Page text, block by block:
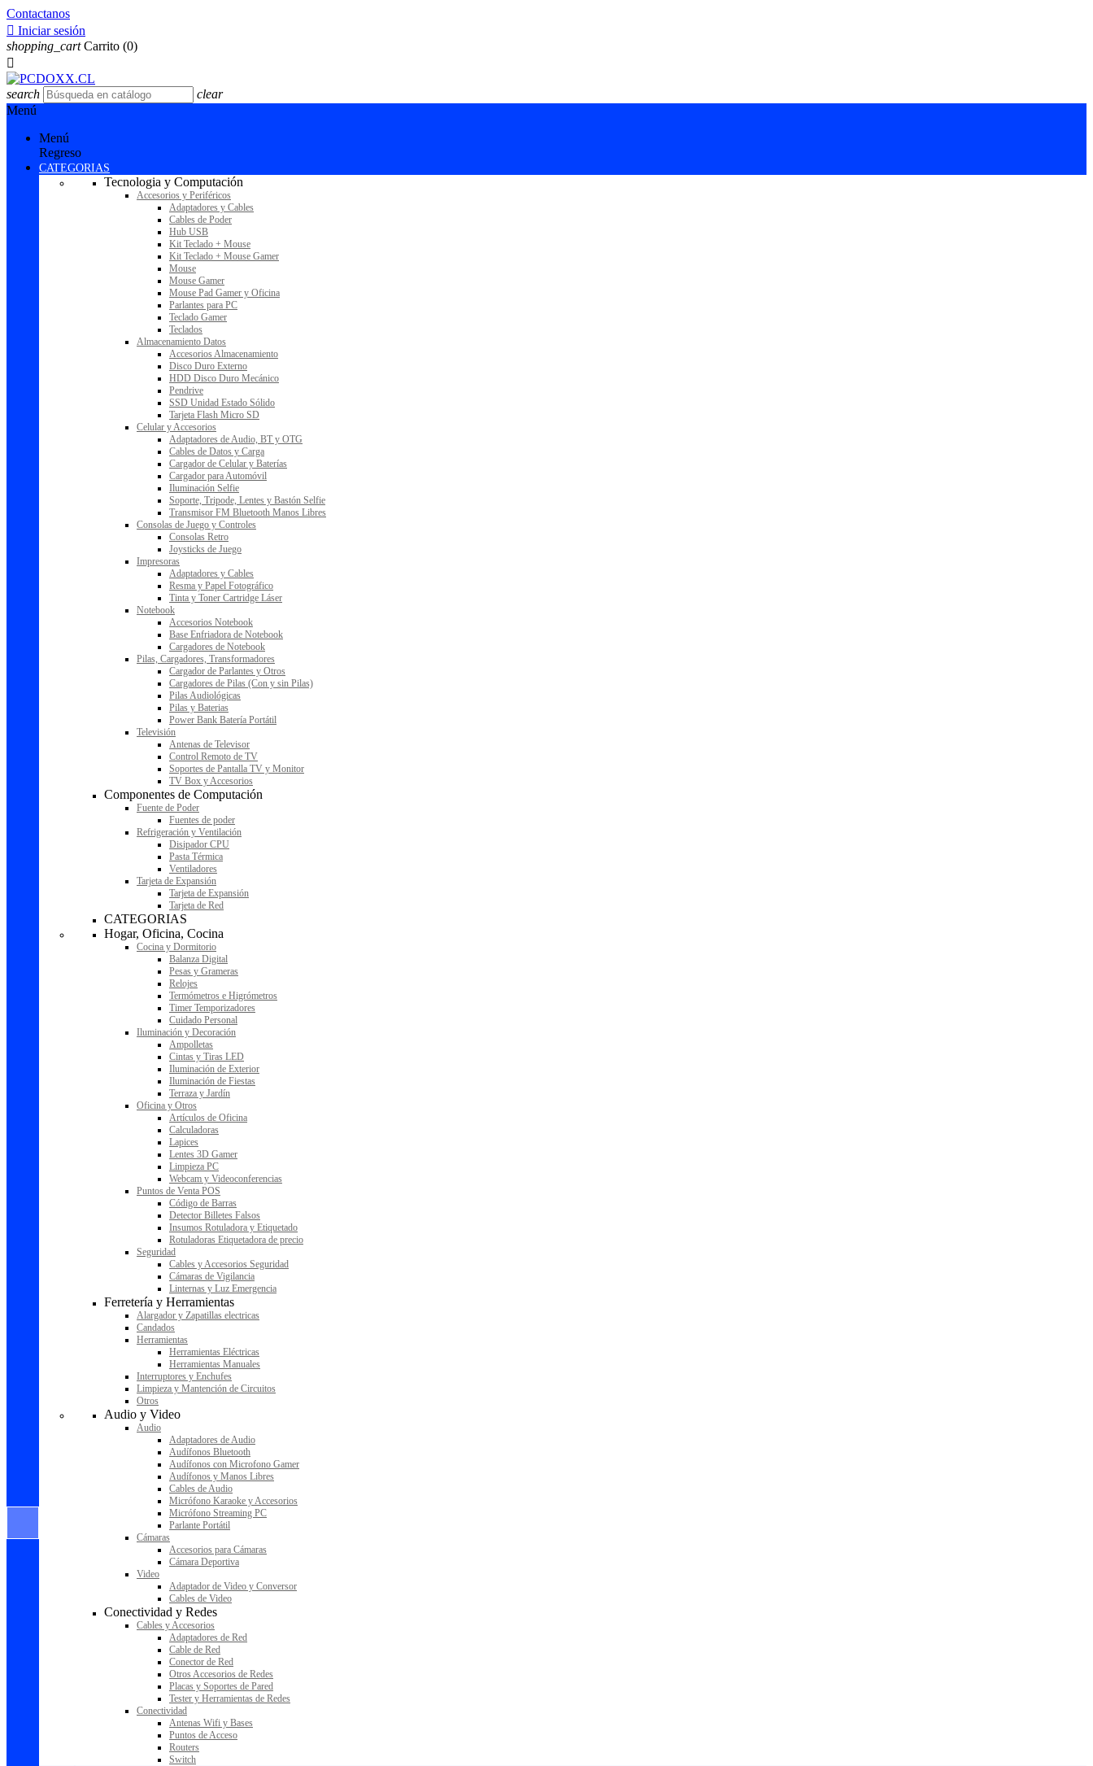
Contactanos
 Iniciar sesión
shopping_cart Carrito (0)

search
clear
Menú
Menú
Regreso
CATEGORIAS
Tecnologia y Computación
Accesorios y Periféricos
Adaptadores y Cables
Cables de Poder
Hub USB
Kit Teclado + Mouse
Kit Teclado + Mouse Gamer
Mouse
Mouse Gamer
Mouse Pad Gamer y Oficina
Parlantes para PC
Teclado Gamer
Teclados
Almacenamiento Datos
Accesorios Almacenamiento
Disco Duro Externo
HDD Disco Duro Mecánico
Pendrive
SSD Unidad Estado Sólido
Tarjeta Flash Micro SD
Celular y Accesorios
Adaptadores de Audio, BT y OTG
Cables de Datos y Carga
Cargador de Celular y Baterías
Cargador para Automóvil
Iluminación Selfie
Soporte, Tripode, Lentes y Bastón Selfie
Transmisor FM Bluetooth Manos Libres
Consolas de Juego y Controles
Consolas Retro
Joysticks de Juego
Impresoras
Adaptadores y Cables
Resma y Papel Fotográfico
Tinta y Toner Cartridge Láser
Notebook
Accesorios Notebook
Base Enfriadora de Notebook
Cargadores de Notebook
Pilas, Cargadores, Transformadores
Cargador de Parlantes y Otros
Cargadores de Pilas (Con y sin Pilas)
Pilas Audiológicas
Pilas y Baterias
Power Bank Batería Portátil
Televisión
Antenas de Televisor
Control Remoto de TV
Soportes de Pantalla TV y Monitor
TV Box y Accesorios
Componentes de Computación
Fuente de Poder
Fuentes de poder
Refrigeración y Ventilación
Disipador CPU
Pasta Térmica
Ventiladores
Tarjeta de Expansión
Tarjeta de Expansión
Tarjeta de Red
CATEGORIAS
Hogar, Oficina, Cocina
Cocina y Dormitorio
Balanza Digital
Pesas y Grameras
Relojes
Termómetros e Higrómetros
Timer Temporizadores
Cuidado Personal
Iluminación y Decoración
Ampolletas
Cintas y Tiras LED
Iluminación de Exterior
Iluminación de Fiestas
Terraza y Jardín
Oficina y Otros
Artículos de Oficina
Calculadoras
Lapices
Lentes 3D Gamer
Limpieza PC
Webcam y Videoconferencias
Puntos de Venta POS
Código de Barras
Detector Billetes Falsos
Insumos Rotuladora y Etiquetado
Rotuladoras Etiquetadora de precio
Seguridad
Cables y Accesorios Seguridad
Cámaras de Vigilancia
Linternas y Luz Emergencia
Ferretería y Herramientas
Alargador y Zapatillas electricas
Candados
Herramientas
Herramientas Eléctricas
Herramientas Manuales
Interruptores y Enchufes
Limpieza y Mantención de Circuitos
Otros
Audio y Video
Audio
Adaptadores de Audio
Audífonos Bluetooth
Audífonos con Microfono Gamer
Audífonos y Manos Libres
Cables de Audio
Micrófono Karaoke y Accesorios
Micrófono Streaming PC
Parlante Portátil
Cámaras
Accesorios para Cámaras
Cámara Deportiva
Video
Adaptador de Video y Conversor
Cables de Video
Conectividad y Redes
Cables y Accesorios
Adaptadores de Red
Cable de Red
Conector de Red
Otros Accesorios de Redes
Placas y Soportes de Pared
Tester y Herramientas de Redes
Conectividad
Antenas Wifi y Bases
Puntos de Acceso
Routers
Switch